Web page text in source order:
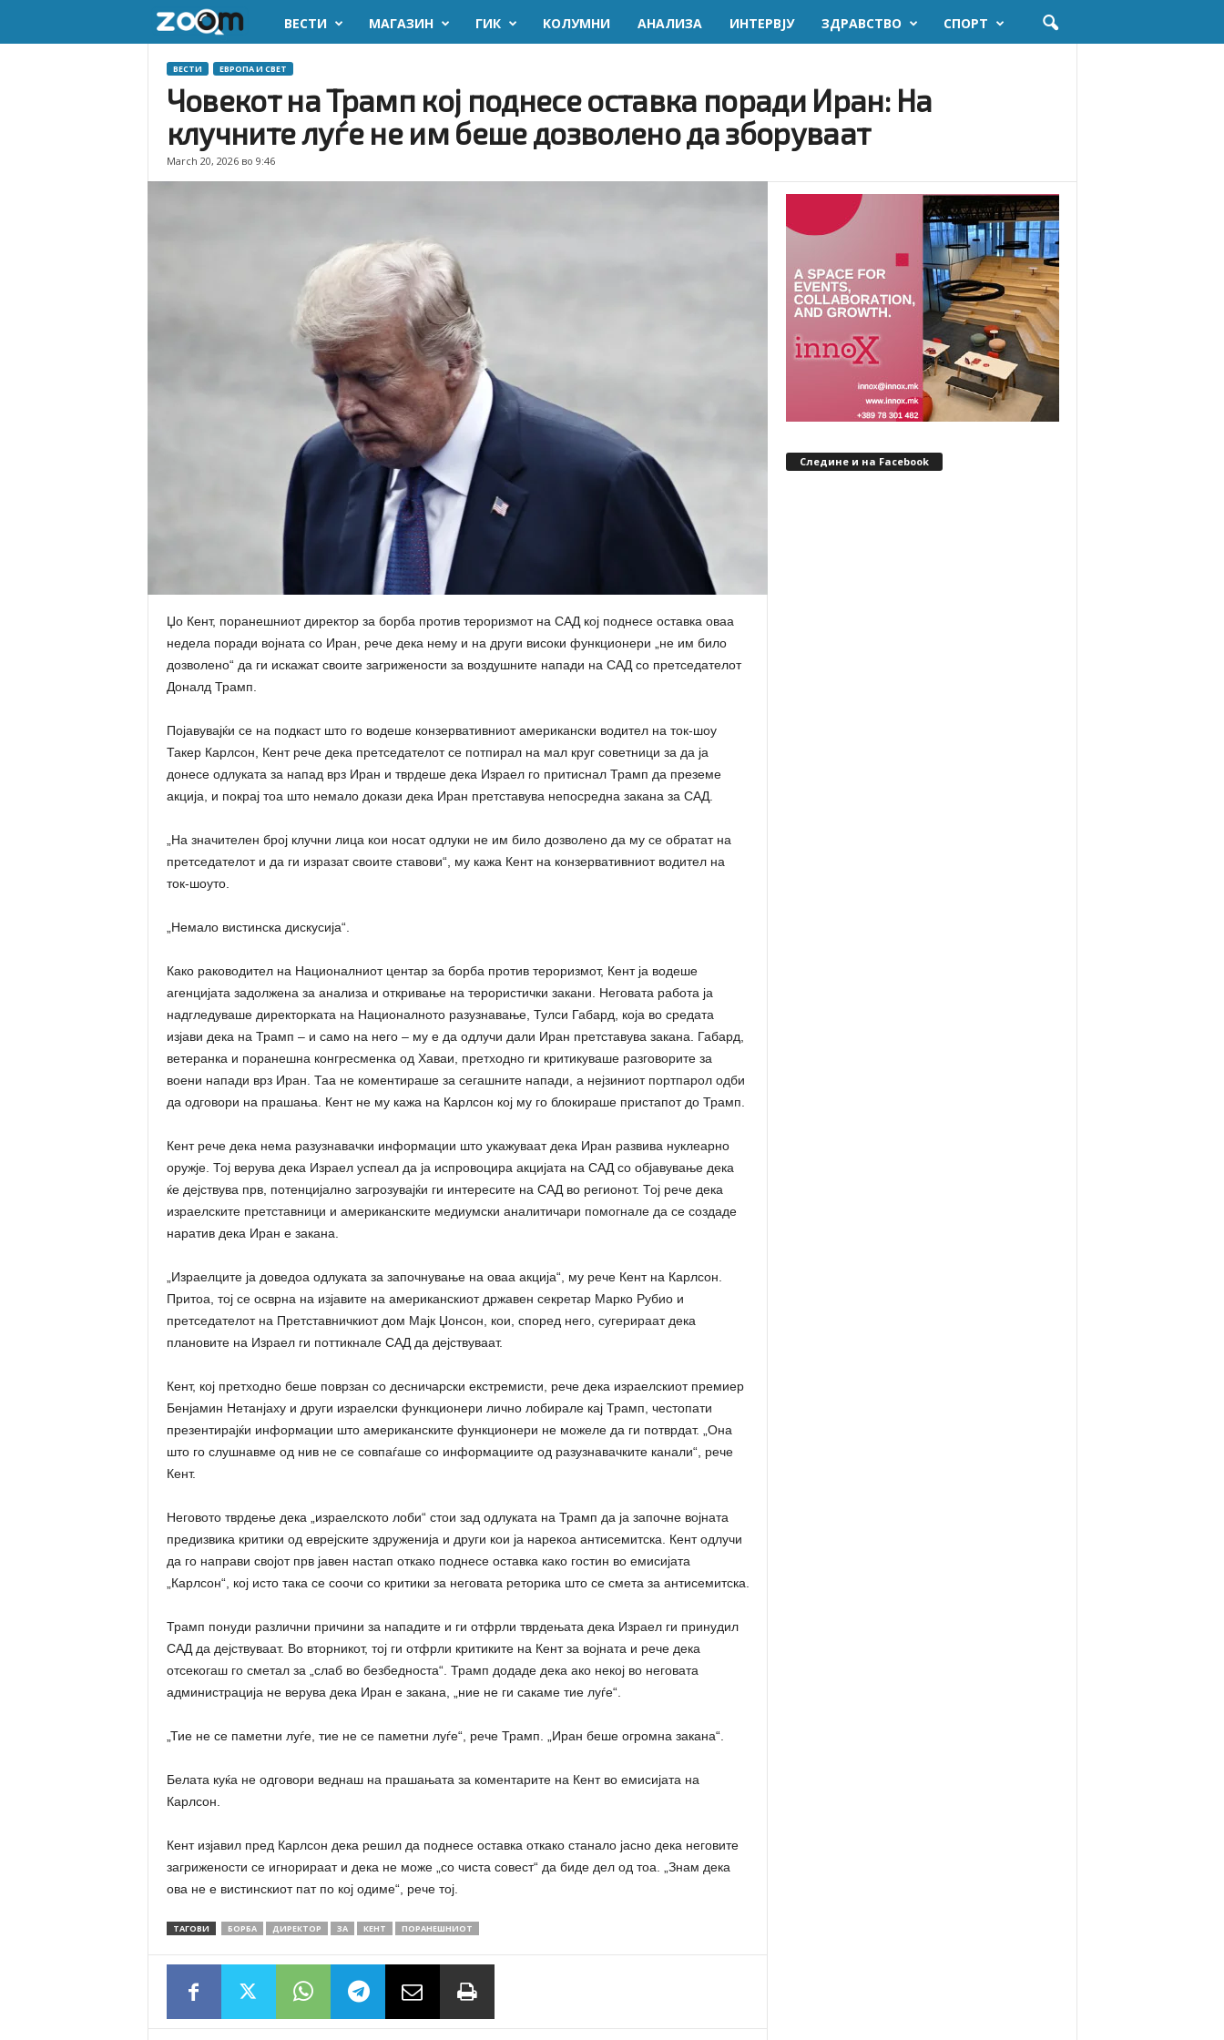
o
o
m
.
ВЕСТИ МАГАЗИН ГИК KОЛУМНИ AНАЛИЗА ИНТЕРВЈУ ЗДРАВСТВО СПОРТ
ВЕСТИ ЕВРОПА И СВЕТ
Човекот на Трамп кој поднесе оставка поради Иран: На ​​
клучните луѓе не им беше дозволено да зборуваат
March 20, 2026 во 9:46
Џo Кент, поранешниот директор за борба против тероризмот на САД кој поднесе оставка оваа
недела поради војната со Иран, рече дека нему и на други високи функционери „не им било
дозволено“ да ги искажат своите загрижености за воздушните напади на САД со претседателот
Доналд Трамп.
Појавувајќи се на подкаст што го водеше конзервативниот американски водител на ток-шоу
Такер Карлсон, Кент рече дека претседателот се потпирал на мал круг советници за да ја
донесе одлуката за напад врз Иран и тврдеше дека Израел го притиснал Трамп да преземе
акција, и покрај тоа што немало докази дека Иран претставува непосредна закана за САД.
„На значителен број клучни лица кои носат одлуки не им било дозволено да му се обратат на
претседателот и да ги изразат своите ставови“, му кажа Кент на конзервативниот водител на
ток-шоуто.
„Немало вистинска дискусија“.
Како раководител на Националниот центар за борба против тероризмот, Кент ја водеше
агенцијата задолжена за анализа и откривање на терористички закани. Неговата работа ја
надгледуваше директорката на Националното разузнавање, Тулси Габард, која во средата
изјави дека на Трамп – и само на него – му е да одлучи дали Иран претставува закана. Габард,
ветеранка и поранешна конгресменка од Хаваи, претходно ги критикуваше разговорите за
воени напади врз Иран. Таа не коментираше за сегашните напади, а нејзиниот портпарол одби
да одговори на прашања. Кент не му кажа на Карлсон кој му го блокираше пристапот до Трамп.
Кент рече дека нема разузнавачки информации што укажуваат дека Иран развива нуклеарно
оружје. Тој верува дека Израел успеал да ја испровоцира акцијата на САД со објавување дека
ќе дејствува прв, потенцијално загрозувајќи ги интересите на САД во регионот. Тој рече дека
израелските претставници и американските медиумски аналитичари помогнале да се создаде
наратив дека Иран е закана.
„Израелците ја доведоа одлуката за започнување на оваа акција“, му рече Кент на Карлсон.
Притоа, тој се осврна на изјавите на американскиот државен секретар Марко Рубио и
претседателот на Претставничкиот дом Мајк Џонсон, кои, според него, сугерираат дека
плановите на Израел ги поттикнале САД да дејствуваат.
Кент, кој претходно беше поврзан со десничарски екстремисти, рече дека израелскиот премиер
Бенјамин Нетанјаху и други израелски функционери лично лобирале кај Трамп, честопати
презентирајќи информации што американските функционери не можеле да ги потврдат. „Она
што го слушнавме од нив не се совпаѓаше со информациите од разузнавачките канали“, рече
Кент.
Неговото тврдење дека „израелското лоби“ стои зад одлуката на Трамп да ја започне војната
предизвика критики од еврејските здруженија и други кои ја нарекоа антисемитска. Кент одлучи
да го направи својот прв јавен настап откако поднесе оставка како гостин во емисијата
„Карлсон“, кој исто така се соочи со критики за неговата реторика што се смета за антисемитска.
Трамп понуди различни причини за нападите и ги отфрли тврдењата дека Израел ги принудил
САД да дејствуваат. Во вторникот, тој ги отфрли критиките на Кент за војната и рече дека
отсекогаш го сметал за „слаб во безбедноста“. Трамп додаде дека ако некој во неговата
администрација не верува дека Иран е закана, „ние не ги сакаме тие луѓе“.
„Тие не се паметни луѓе, тие не се паметни луѓе“, рече Трамп. „Иран беше огромна закана“.
Белата куќа не одговори веднаш на прашањата за коментарите на Кент во емисијата на
Карлсон.
Кент изјавил пред Карлсон дека решил да поднесе оставка откако станало јасно дека неговите
загрижености се игнорираат и дека не може „со чиста совест“ да биде дел од тоа. „Знам дека
ова не е вистинскиот пат по кој одиме“, рече тој.
ТАГОВИ БОРБА ДИРЕКТОР ЗА КЕНТ ПОРАНЕШНИОТ
Следине и на Facebook